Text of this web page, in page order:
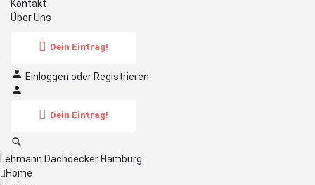
Kontakt
Über Uns
Dein Eintrag!
Einloggen oderRegistrieren
Dein Eintrag!
Lehmann Dachdecker Hamburg
Home